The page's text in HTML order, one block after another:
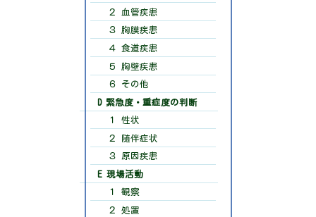
２ 血管疾患
３ 胸膜疾患
４ 食道疾患
５ 胸壁疾患
６ その他
D 緊急度・重症度の判断
１ 性状
２ 随伴症状
３ 原因疾患
E 現場活動
１ 観察
２ 処置